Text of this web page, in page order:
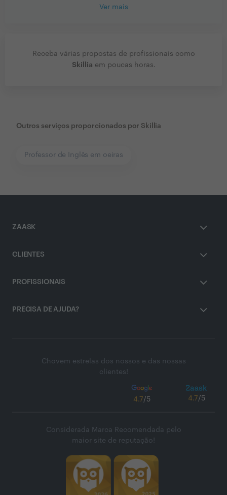
Ver mais
Receba várias propostas de profissionais como
Skillia em poucas horas.
Outros serviços proporcionados por Skillia
Professor de Inglês em oeiras
ZAASK
CLIENTES
PROFISSIONAIS
PRECISA DE AJUDA?
Chovem estrelas dos nossos e das nossas
clientes!
4.7/5 4.7/5
Considerada Marca Recomendada pelo
maior site de reputação!